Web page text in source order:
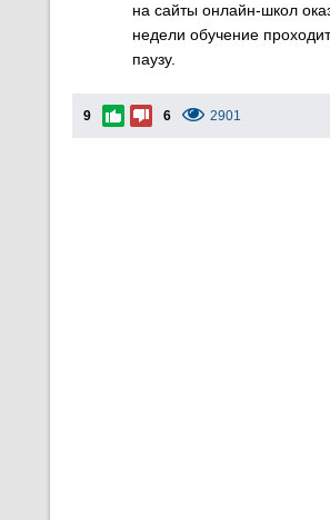
на сайты онлайн-школ
недели обучение
паузу.
9 6 2901